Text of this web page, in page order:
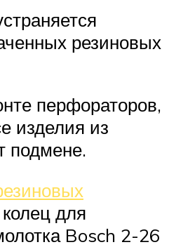
резиновых
перфораторов,
изделия из
подмене.
колец для
Bosch 2-26